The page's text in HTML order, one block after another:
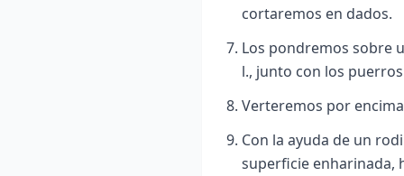
cortaremos en dados.
Los pondremos sobre
l., junto con los
Verteremos por
Con la ayuda de un
superficie enharinada,